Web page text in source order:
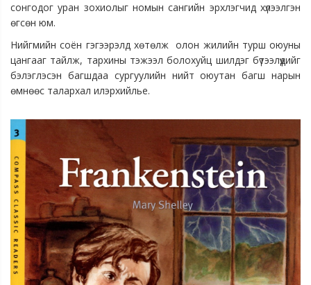
сонгодог уран зохиолыг номын сангийн эрхлэгчид хүлээлгэн
өгсөн юм.
Нийгмийн соён гэгээрэлд хөтөлж олон жилийн турш оюуны
цангааг тайлж, тархины тэжээл болохуйц шилдэг бүтээлүүдийг
бэлэглэсэн багшдаа сургуулийн нийт оюутан багш нарын
өмнөөс талархал илэрхийлье.